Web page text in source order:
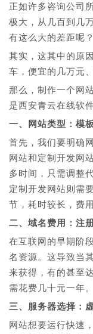
正如许多咨询公司
极大，从几百到几
有这么大的差距呢？
其实，这其中的原
车，便宜的几万元
那么，制作一个网
是西安青云在线软
一、网站类型：模
首先，我们要明确
网站和定制开发网
多时间，只需调整
定制开发网站则需
节，耗时较长，费
二、域名费用：注
在互联网的早期阶
名资源。这导致当
来获得，有的甚至
需花费几十元一年。
三、服务器选择：
网站想要运行快速